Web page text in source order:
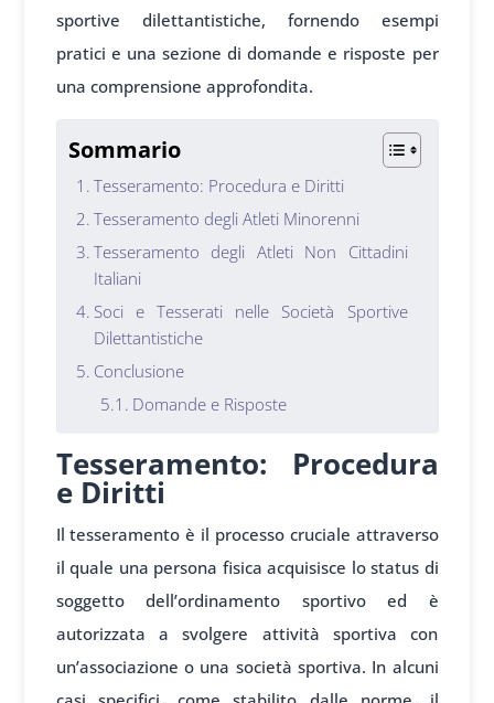
sportive dilettantistiche, fornendo esempi
pratici e una sezione di domande e risposte per
una comprensione approfondita.
Sommario
Tesseramento: Procedura e Diritti
Tesseramento degli Atleti Minorenni
Tesseramento degli Atleti Non Cittadini
Italiani
Soci e Tesserati nelle Società Sportive
Dilettantistiche
Conclusione
Domande e Risposte
Tesseramento: Procedura
e Diritti
Il tesseramento è il processo cruciale attraverso
il quale una persona fisica acquisisce lo status di
soggetto dell’ordinamento sportivo ed è
autorizzata a svolgere attività sportiva con
un’associazione o una società sportiva. In alcuni